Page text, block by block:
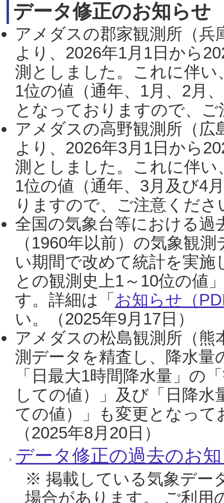
データ修正のお知らせ
アメダスの郡家観測所（
より、2026年1月1日から
測としました。これに伴い
1位の値（通年、1月、2月
となっておりますので、
アメダスの高野観測所（
より、2026年3月1日から
測としました。これに伴い
1位の値（通年、3月及び4
りますので、ご注意くだ
全国の気象台等における過
（1960年以前）の気象観
い期間で改めて統計を実
との観測史上1～10位の値
す。詳細は「 お知らせ（
い。（2025年9月17日）
アメダスの松島観測所（熊
測データを精査し、降水
「日最大1時間降水量」の
しての値）」及び「日降
ての値）」も変更となっ
（2025年8月20日）
データ修正の過去のお
※ 掲載している気象デー
場合があります。 ご利用